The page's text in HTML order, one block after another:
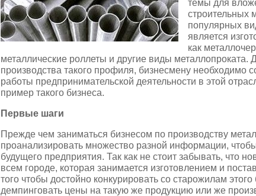
темы для
строительных
популярных
является
как
металлические роллеты и другие виды металлопроката.
производства такого профиля, бизнесмену необходимо
работы предпринимательской деятельности в этой
пример такого бизнеса.
Первые шаги
Прежде чем заниматься бизнесом по производству
проанализировать множество разной информации,
будущего предприятия. Так как не стоит забывать, что
всем городе, которая занимается изготовлением и
того чтобы достойно конкурировать со старожилам
демпинговать цены на такую же продукцию или же